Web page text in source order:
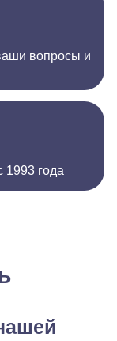
вопросы и
1993 года